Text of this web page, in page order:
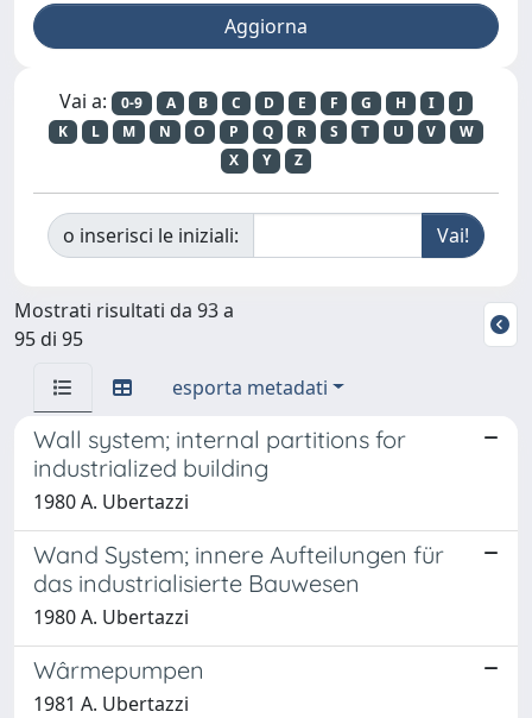
Vai a: 0-9 A B C D E F G H I
J
K
L M N O P Q R S T U V
W
X
Y Z
o inserisci le iniziali:
Mostrati risultati da 93 a
95 di 95
esporta metadati
Wall system; internal partitions for
industrialized building
1980 A. Ubertazzi
Wand System; innere Aufteilungen für
das industrialisierte Bauwesen
1980 A. Ubertazzi
Wârmepumpen
1981 A. Ubertazzi